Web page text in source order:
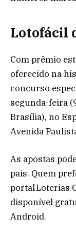
Lotofácil
Com prêmio
oferecido na
concurso
segunda-feira
Brasília), no
Avenida
As apostas
país. Quem
portal Loterias
disponível
Android.